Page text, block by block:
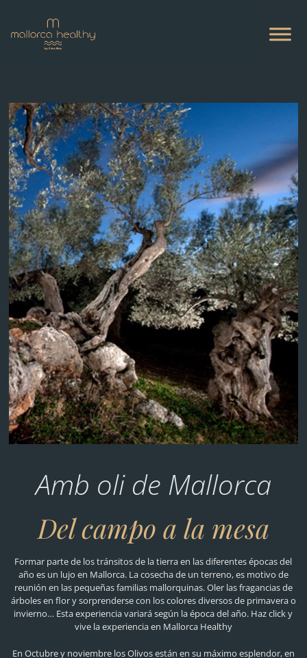
Amb oli de Mallorca
Del campo a la mesa
Formar parte de los tránsitos de la tierra en las diferentes épocas del
año es un lujo en Mallorca. La cosecha de un terreno, es motivo de
reunión en las pequeñas familias mallorquinas. Oler las fragancias de
árboles en flor y sorprenderse con los colores diversos de primavera o
invierno… Esta experiencia variará según la época del año. Haz click y
vive la experiencia en Mallorca Healthy
En Octubre y noviembre los Olivos están en su máximo esplendor, en